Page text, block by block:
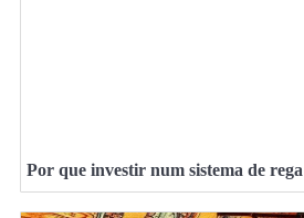
Por que investir num sistema de